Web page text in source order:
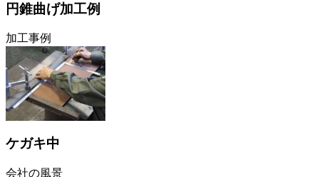
円錐曲げ加工例
加工事例
ケガキ中
会社の風景